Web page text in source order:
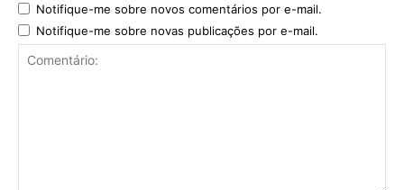
Notifique-me sobre novos comentários por e-mail.
Notifique-me sobre novas publicações por e-mail.